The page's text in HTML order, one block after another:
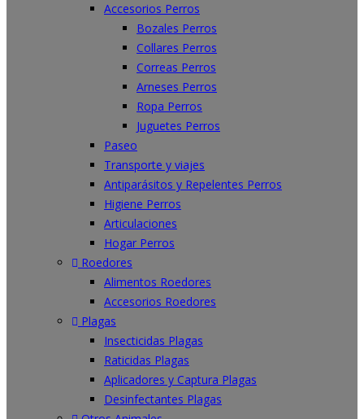
Accesorios Perros
Bozales Perros
Collares Perros
Correas Perros
Arneses Perros
Ropa Perros
Juguetes Perros
Paseo
Transporte y viajes
Antiparásitos y Repelentes Perros
Higiene Perros
Articulaciones
Hogar Perros
Roedores
Alimentos Roedores
Accesorios Roedores
Plagas
Insecticidas Plagas
Raticidas Plagas
Aplicadores y Captura Plagas
Desinfectantes Plagas